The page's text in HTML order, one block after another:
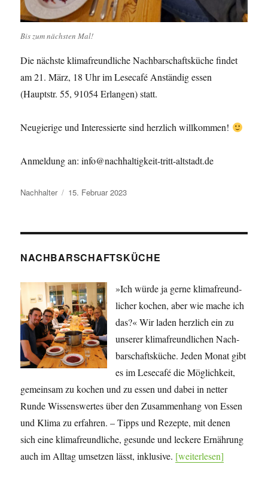
Bis zum nächsten Mal!
Die nächste klimafreundliche Nachbarschaftsküche findet
am 21. März, 18 Uhr im Lesecafé Anständig essen
(Hauptstr. 55, 91054 Erlangen) statt.
Neugierige und Interessierte sind herzlich willkommen!
Anmeldung an: info@nachhaltigkeit-tritt-altstadt.de
Autor
Nachhalter
Veröffentlicht
15. Februar 2023
NACHBARSCHAFTSKÜCHE
»Ich würde ja gerne klima­freund­
licher kochen, aber wie mache ich
das?« Wir laden herzlich ein zu
unserer klima­freund­lichen Nach­
bar­schafts­küche. Jeden Monat gibt
es im Lesecafé die Mög­lich­keit,
gemeinsam zu kochen und zu essen und dabei in netter
Runde Wissens­wertes über den Zu­sam­men­hang von Essen
und Klima zu erfahren. – Tipps und Rezepte, mit denen
sich eine klima­freundliche, gesunde und leckere Ernährung
auch im Alltag umsetzen lässt, inklusive. [weiterlesen]